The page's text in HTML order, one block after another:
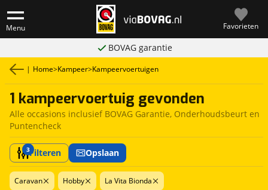
Menu Favorieten
BOVAG garantie
| Home>Kampeer>Kampeervoertuigen
1 kampeervoertuig gevonden
Alle occasions inclusief BOVAG Garantie, Onderhoudsbeurt en
Puntencheck
3Filteren Opslaan
Caravan Hobby La Vita Bionda